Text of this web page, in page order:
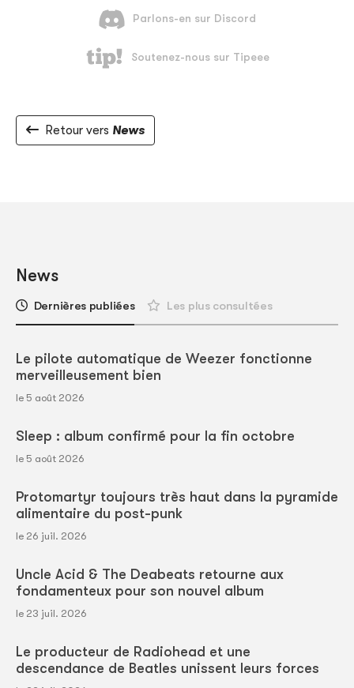
Retour vers News
News
Dernières publiées Les plus consultées
Le pilote automatique de Weezer fonctionne
merveilleusement bien
le 5 août 2026
Sleep : album confirmé pour la fin octobre
le 5 août 2026
Protomartyr toujours très haut dans la pyramide
alimentaire du post-punk
le 26 juil. 2026
Uncle Acid & The Deabeats retourne aux
fondamenteux pour son nouvel album
le 23 juil. 2026
Le producteur de Radiohead et une
descendance de Beatles unissent leurs forces